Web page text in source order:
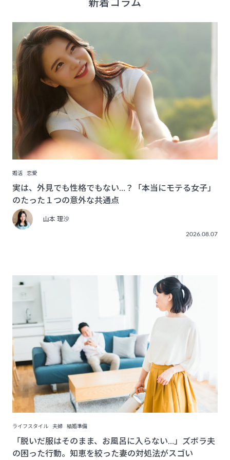
新着コラム
婚活 恋愛
実は、外見でも性格でもない…？「本当にモテる女子」
のたった１つの意外な共通点
山本 理沙
2026.08.07
ライフスタイル 夫婦 結婚準備
「脱いだ服はそのまま、お風呂に入らない…」ズボラ夫
の困った行動。知恵を絞った妻の対処法がスゴい